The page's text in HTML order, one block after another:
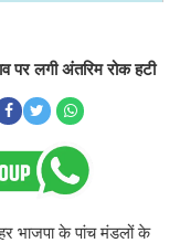
पर लगी अं‍तरिम रोक हटी
भाजपा के पांच मंडलों के